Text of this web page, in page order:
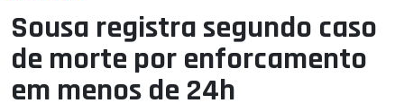
Sousa registra segundo caso
de morte por enforcamento
em menos de 24h